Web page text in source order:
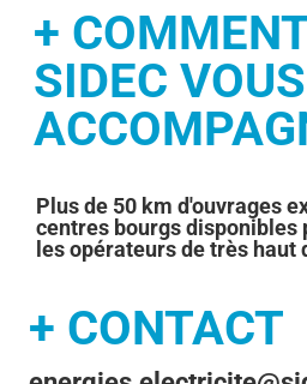
+
SIDEC VOUS
Plus de 50 km d'ouvrages
centres bourgs disponibles
les opérateurs de très haut
+ CONTACT